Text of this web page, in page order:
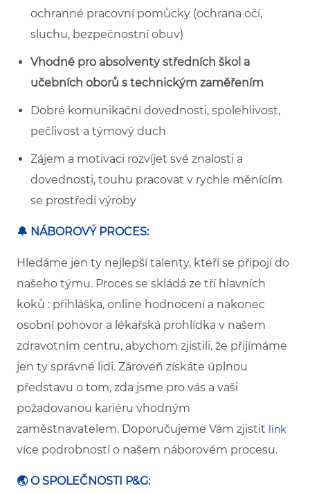
ochranné pracovní pomůcky (ochrana očí,
sluchu, bezpečnostní obuv)
Vhodné pro absolventy středních škol a
učebních oborů s technickým zaměřením
Dobré komunikační dovednosti, spolehlivost,
pečlivost a týmový duch
Zájem a motivaci rozvíjet své znalosti a
dovednosti, touhu pracovat v rychle měnícím
se prostředí výroby
🔔 NÁBOROVÝ PROCES:
Hledáme jen ty nejlepší talenty, kteří se připojí do
našeho týmu. Proces se skládá ze tří hlavních
koků : přihláška, online hodnocení a nakonec
osobní pohovor a lékařská prohlídka v našem
zdravotním centru, abychom zjistili, že přijímáme
jen ty správné lidi. Zároveň získáte úplnou
představu o tom, zda jsme pro vás a vaši
požadovanou kariéru vhodným
zaměstnavatelem. Doporučujeme Vám zjistit link
více podrobností o našem náborovém procesu.
🌏 O SPOLEČNOSTI P&G: